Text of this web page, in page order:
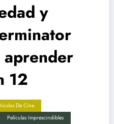
y
12
De Cine
Películas Imprescindibles